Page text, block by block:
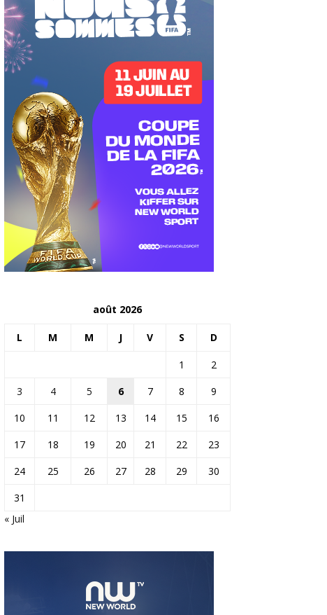
août 2026
L M M J V S D
1
2
3
4 5 6 7 8
9
10
11 12 13 14 15
16
17
18 19 20 21 22
23
24
25 26 27 28 29
30
31
« Juil